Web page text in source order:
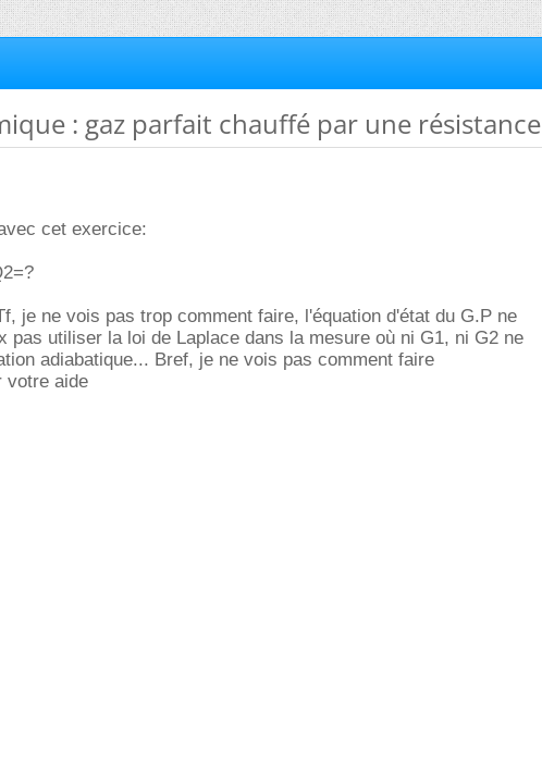
: gaz parfait chauffé par une résistance
cet exercice:
je ne vois pas trop comment faire, l'équation d'état du G.P ne
pas utiliser la loi de Laplace dans la mesure où ni G1, ni G2 ne
adiabatique... Bref, je ne vois pas comment faire
votre aide